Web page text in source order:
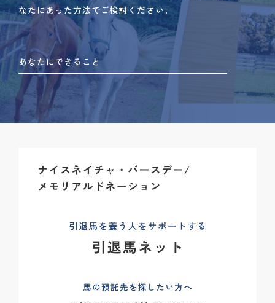
なたにあった方法でご検討ください。
あなたにできること